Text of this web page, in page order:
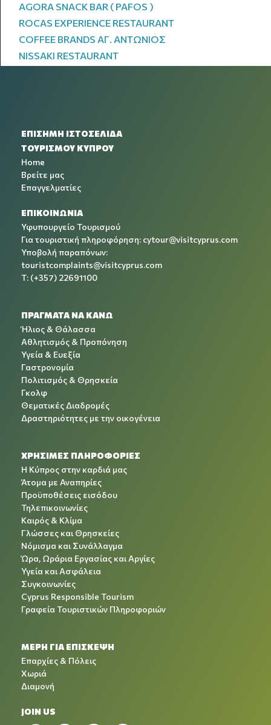
AGORA SNACK BAR ( PAFOS )
ROCAS EXPERIENCE RESTAURANT
COFFEE BRANDS ΑΓ. ΑΝΤΩΝΙΟΣ
NISSAKI RESTAURANT
ΕΠΙΣΗΜΗ ΙΣΤΟΣΕΛΙΔΑ
ΤΟΥΡΙΣΜΟΥ ΚΥΠΡΟΥ
Home
Βρείτε μας
Επαγγελματίες
ΕΠΙΚΟΙΝΩΝΙΑ
Υφυπουργείο Τουρισμού
Για τουριστική πληροφόρηση: cytour@visitcyprus.com
Υποβολή παραπόνων:
touristcomplaints@visitcyprus.com
T: (+357) 22691100
ΠΡΑΓΜΑΤΑ ΝΑ ΚΑΝΩ
Ήλιος & Θάλασσα
Αθλητισμός & Προπόνηση
Υγεία & Ευεξία
Γαστρονομία
Πολιτισμός & Θρησκεία
Γκολφ
Θεματικές Διαδρομές
Δραστηριότητες με την οικογένεια
ΧΡΉΣΙΜΕΣ ΠΛΗΡΟΦΟΡΊΕΣ
Η Κύπρος στην καρδιά μας
Άτομα με Αναπηρίες
Προϋποθέσεις εισόδου
Τηλεπικοινωνίες
Καιρός & Κλίμα
Γλώσσες και Θρησκείες
Νόμισμα και Συνάλλαγμα
Ώρα, Ωράρια Εργασίας και Αργίες
Υγεία και Ασφάλεια
Συγκοινωνίες
Cyprus Responsible Tourism
Γραφεία Τουριστικών Πληροφοριών
ΜΕΡΗ ΓΙΑ ΕΠΙΣΚΕΨΗ
Επαρχίες & Πόλεις
Χωριά
Διαμονή
JOIN US